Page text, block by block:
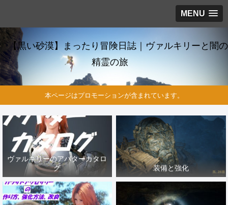
MENU
【黒い砂漠】まったり冒険日誌｜ヴァルキリーと闇の
精霊の旅
本ページはプロモーションが含まれています。
ヴァルキリーのアバターカタロ
グ
装備と強化